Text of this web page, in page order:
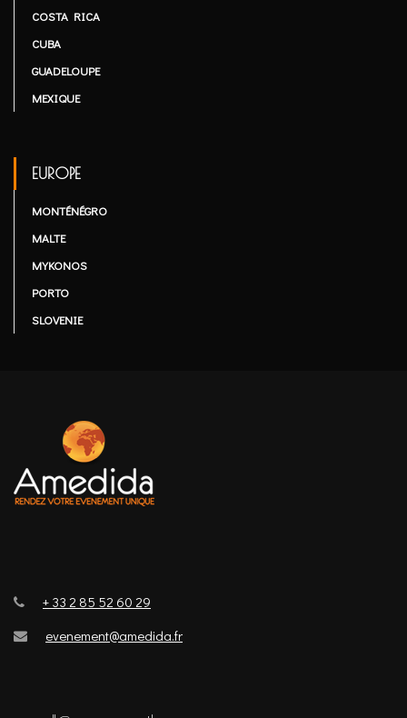
COSTA RICA
CUBA
GUADELOUPE
MEXIQUE
EUROPE
MONTÉNÉGRO
MALTE
MYKONOS
PORTO
SLOVENIE
+ 33 2 85 52 60 29
evenement@amedida.fr